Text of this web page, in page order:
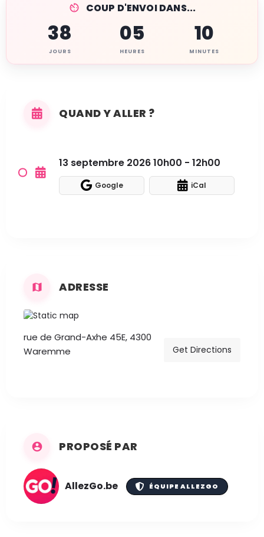
COUP D'ENVOI DANS...
38
JOURS
05
HEURES
10
MINUTES
QUAND Y ALLER ?
13 septembre 2026 10h00 - 12h00
Google iCal
ADRESSE
rue de Grand-Axhe 45E, 4300
Waremme
Get Directions
PROPOSÉ PAR
AllezGo.be ÉQUIPE ALLEZGO